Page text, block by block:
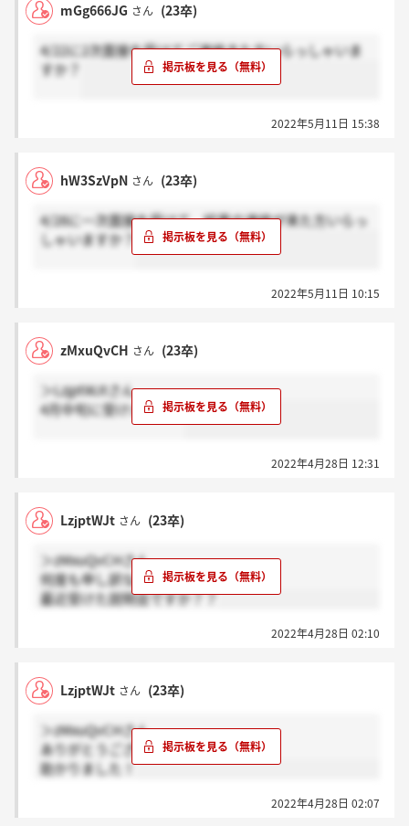
mGg666JG さん (23卒)
4/22に2次面接を受けてご連絡きた方いらっしゃいま
すか？
2022年5月11日 15:38
hW3SzVpN さん (23卒)
4/28に一次面接を受けて、結果の連絡が来た方いらっ
しゃいますか？
2022年5月11日 10:15
zMxuQvCH さん (23卒)
＞LzjptWJtさん
4月中旬に受けました！
2022年4月28日 12:31
LzjptWJt さん (23卒)
＞zMxuQvCHさん
何度も申し訳ないです。
最近受けた説明会ですか？？
2022年4月28日 02:10
LzjptWJt さん (23卒)
＞zMxuQvCHさん
ありがとうございます！
助かりました！
2022年4月28日 02:07